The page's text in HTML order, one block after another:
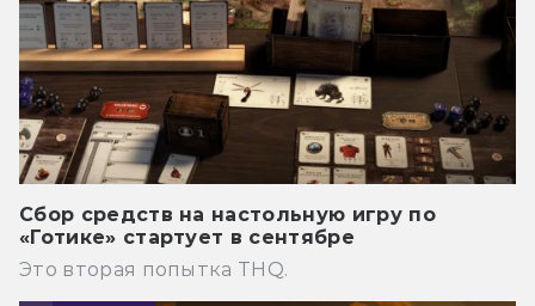
Сбор средств на настольную игру по
«Готике» стартует в сентябре
Это вторая попытка THQ.